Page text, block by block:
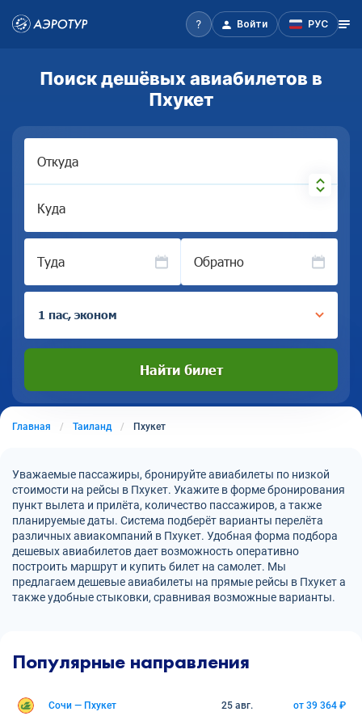
Войти РУС
Поиск дешёвых авиабилетов в
Пхукет
Откуда
Куда
Туда Обратно
1 пас, эконом
Найти билет
Главная Таиланд Пхукет
Уважаемые пассажиры, бронируйте авиабилеты по низкой
стоимости на рейсы в Пхукет. Укажите в форме бронирования
пункт вылета и прилёта, количество пассажиров, а также
планируемые даты. Система подберёт варианты перелёта
различных авиакомпаний в Пхукет. Удобная форма подбора
дешевых авиабилетов дает возможность оперативно
построить маршрут и купить билет на самолет. Мы
предлагаем дешевые авиабилеты на прямые рейсы в Пхукет а
также удобные стыковки, сравнивая возможные варианты.
Популярные направления
Сочи — Пхукет 25 авг. от 39 364 ₽